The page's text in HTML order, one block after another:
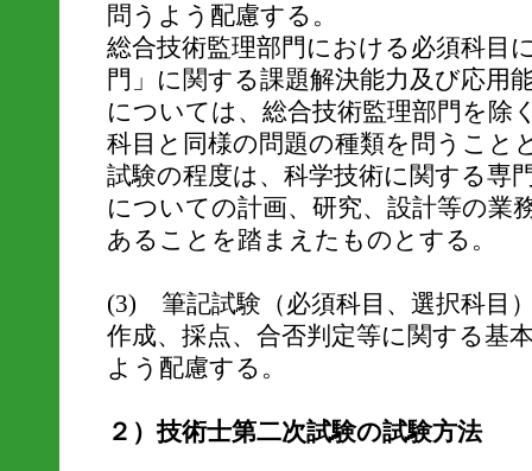
問うよう配慮する。
総合技術監理部門における必須科目
門」に関する課題解決能力及び応用
については、総合技術監理部門を除
科目と同様の問題の種類を問うこと
試験の程度は、科学技術に関する専
についての計画、研究、設計等の業
あることを踏まえたものとする。
(3) 筆記試験（必須科目、選択科目
作成、採点、合否判定等に関する基
よう配慮する。
２）技術士第二次試験の試験方法